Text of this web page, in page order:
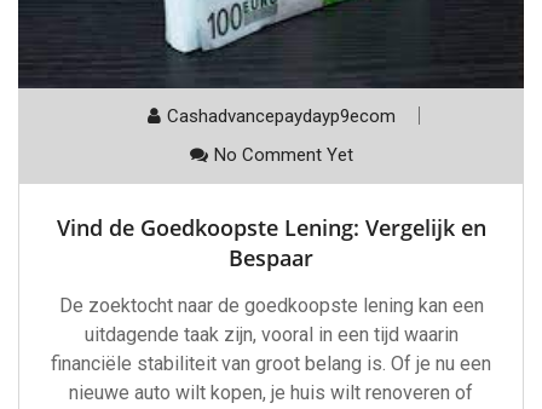
Cashadvancepaydayp9ecom
No Comment Yet
Vind de Goedkoopste Lening: Vergelijk en
Bespaar
De zoektocht naar de goedkoopste lening kan een
uitdagende taak zijn, vooral in een tijd waarin
financiële stabiliteit van groot belang is. Of je nu een
nieuwe auto wilt kopen, je huis wilt renoveren of